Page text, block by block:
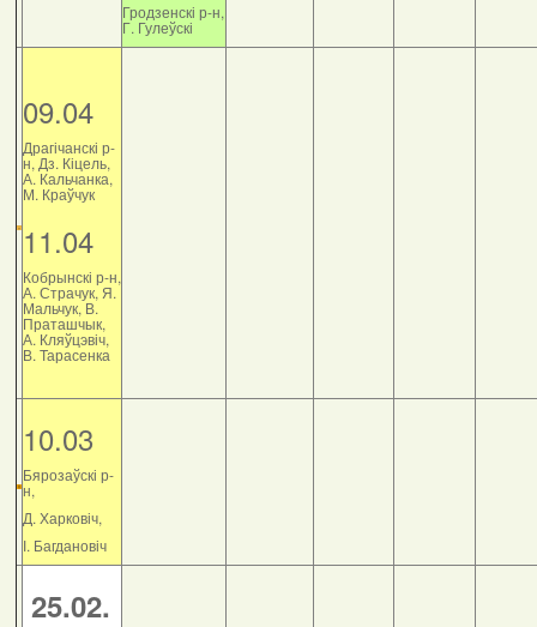
Гродзенскі р-н,
Г. Гулеўскі
09.04
Драгічанскі р-
н, Дз. Кіцель,
А. Кальчанка,
М. Краўчук
11.04
Кобрынскі р-н,
А. Страчук, Я.
Мальчук, В.
Праташчык,
А. Кляўцэвіч,
В. Тарасенка
10.03
Бярозаўскі р-
н,
Д. Харковіч,
І. Багдановіч
25.02.